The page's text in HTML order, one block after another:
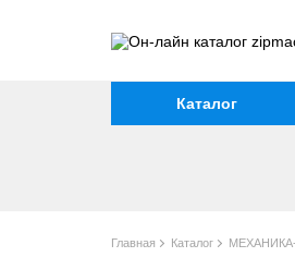
Каталог
Главная Каталог